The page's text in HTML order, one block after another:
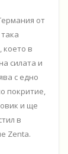
от
което в
силата и
с едно
покритие,
и ще
в
Zenta.